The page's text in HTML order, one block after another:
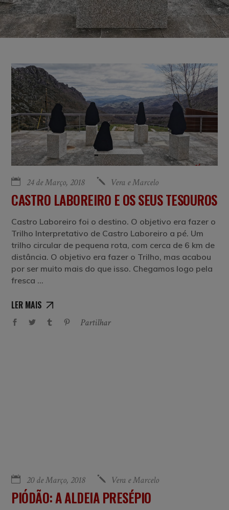
24 de Março, 2018 Vera e Marcelo
CASTRO LABOREIRO E OS SEUS TESOUROS
Castro Laboreiro foi o destino. O objetivo era fazer o
Trilho Interpretativo de Castro Laboreiro a pé. Um
trilho circular de pequena rota, com cerca de 6 km de
distância. O objetivo era fazer o Trilho, mas acabou
por ser muito mais do que isso. Chegamos logo pela
fresca
LER MAIS
Partilhar
20 de Março, 2018 Vera e Marcelo
PIÓDÃO: A ALDEIA PRESÉPIO